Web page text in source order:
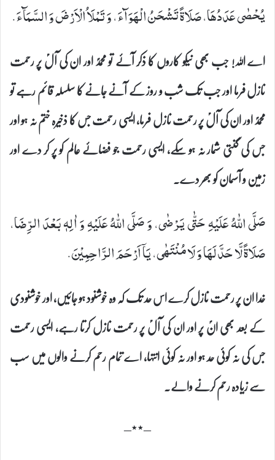
یُحْصٰى عَدَدُهَا، صَلَاةً تَشْحَنُ الْهَوَآءَ، وَ تَمْلَاُ الْاَرْضَ وَ السَّمَآءَ.
اے اللہ! جب بھی نیکو کاروں کا ذکر آئے تو محمدؐ اور ان کی آلؑ پر رحمت
نازل فرما اور جب تک شب و روز کے آنے جانے کا سلسلہ قائم رہے تو
محمدؐ اور ان کی آلؑ پر رحمت نازل فرما، ایسی رحمت جس کا ذخیرہ ختم نہ ہو اور
جس کی گنتی شمار نہ ہو سکے، ایسی رحمت جو فضائے عالم کو پر کر دے اور
زمین و آسمان کو بھر دے۔
صَلَّى اللّٰهُ عَلَیْهِ حَتّٰى یَرْضٰى، وَ صَلَّى اللّٰهُ عَلَیْهِ وَ اٰلِهٖ بَعْدَ الرِّضَا،
صَلَاةً لَّا حَدَّ لَهَا وَ لَا مُنْتَهٰى، یَاۤ اَرْحَمَ الرَّاحِمِیْنَ.
خدا ان پر رحمت نازل کرے اس حد تک کہ وہ خوشنود ہو جائیں، اور خوشنودی
کے بعد بھی انؐ پر اور ان کی آلؑ پر رحمت نازل کرتا رہے، ایسی رحمت
جس کی نہ کوئی حد ہو اور نہ کوئی انتہا، اے تمام رحم کرنے والوں میں سب
سے زیادہ رحم کرنے والے۔
–٭٭–